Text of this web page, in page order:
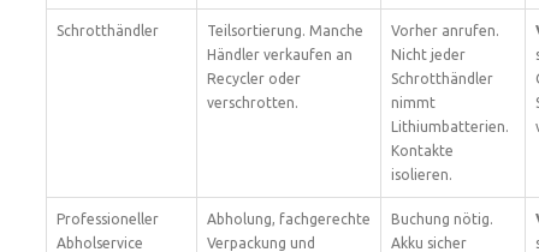
Schrotthändler
Teilsortierung. Manche
Händler verkaufen an
Recycler oder
verschrotten.
Vorher anrufen.
Nicht jeder
Schrotthändler
nimmt
Lithiumbatterien.
Kontakte
isolieren.
Professioneller
Abholservice
Abholung, fachgerechte
Verpackung und
Buchung nötig.
Akku sicher